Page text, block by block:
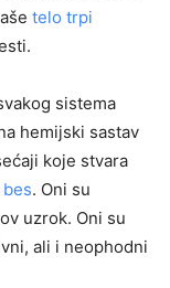
telo trpi
sistema
hemijski sastav
koje stvara
bes. Oni su
uzrok. Oni su
ali i neophodni